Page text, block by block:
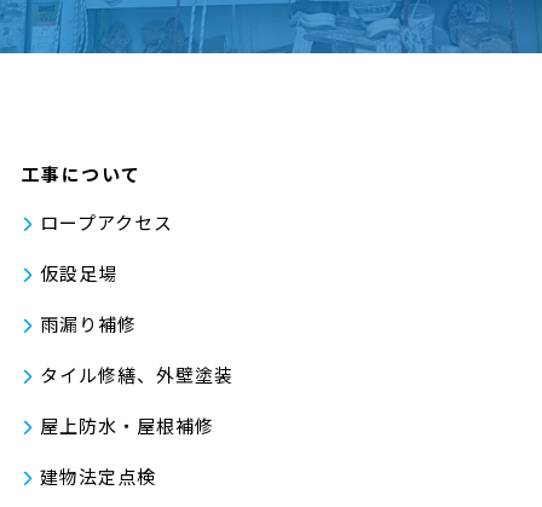
工事について
ロープアクセス
仮設足場
雨漏り補修
タイル修繕、外壁塗装
屋上防水・屋根補修
建物法定点検